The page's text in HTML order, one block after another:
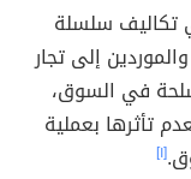
تكاليف سلسلة
إلى تجار
في السوق،
تأثرها بعملية
.[١]